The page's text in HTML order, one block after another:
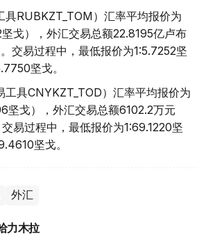
具RUBKZT_TOM）汇率平均报价为
戈），外汇交易总额22.8195亿卢布
交易过程中，最低报价为1:5.7252坚
坚戈。
工具CNYKZT_TOD）汇率平均报价为
坚戈），外汇交易总额6102.2万元
易过程中，最低报价为1:69.1220坚
坚戈。
外汇
力木拉